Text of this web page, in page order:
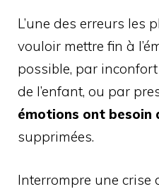
L’une des erreurs les
vouloir mettre fin à
possible, par
de l’enfant, ou par
émotions ont besoin
supprimées.
Interrompre une crise